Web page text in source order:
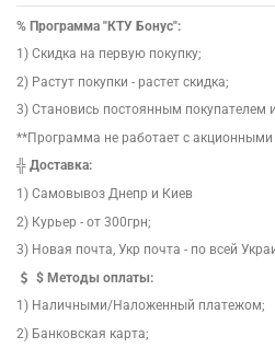
% Программа "КТУ Бонус":
1) Скидка на первую покупку;
2) Растут покупки - растет скидка;
3) Становись постоянным покупателем
**Программа не работает с
╬ Доставка:
1) Самовывоз Днепр и Киев
2) Курьер - от 300грн;
3) Новая почта, Укр почта - по всей
$Методы оплаты:
1) Наличными/Наложенный платежом;
2) Банковская карта;